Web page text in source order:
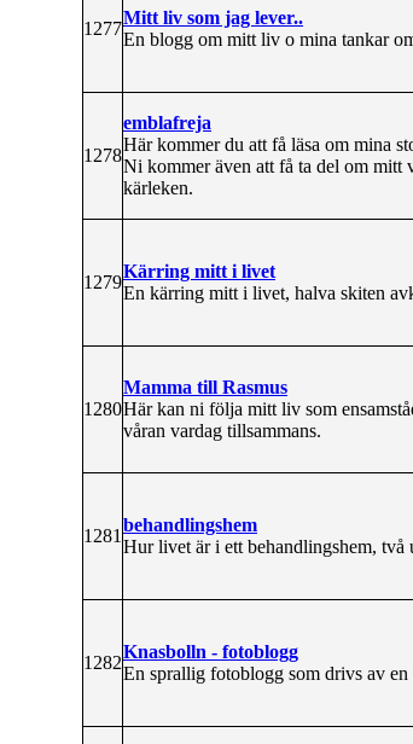
1277
Mitt liv som jag lever..
En blogg om mitt liv o mina tankar
1278
emblafreja
Här kommer du att få läsa om mina
Ni kommer även att få ta del om mitt
kärleken.
1279
Kärring mitt i livet
En kärring mitt i livet, halva skiten
1280
Mamma till Rasmus
Här kan ni följa mitt liv som
våran vardag tillsammans.
1281
behandlingshem
Hur livet är i ett behandlingshem, två
1282
Knasbolln - fotoblogg
En sprallig fotoblogg som drivs av